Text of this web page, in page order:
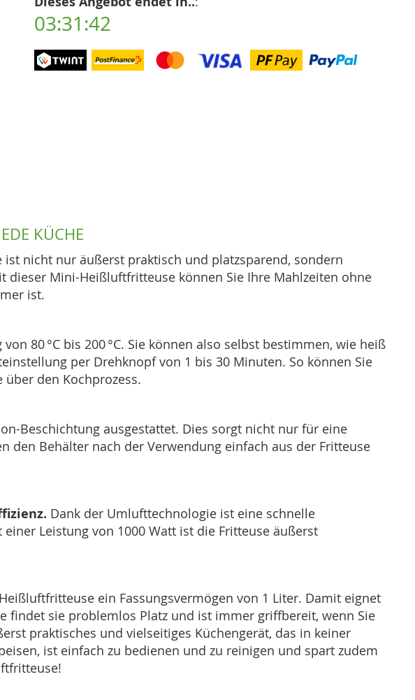
03:31:41
KÜCHE
nicht nur äußerst praktisch und platzsparend, sondern
Mini-Heißluftfritteuse können Sie Ihre Mahlzeiten ohne
ist.
80 °C bis 200 °C. Sie können also selbst bestimmen, wie heiß
per Drehknopf von 1 bis 30 Minuten. So können Sie
den Kochprozess.
Beschichtung ausgestattet. Dies sorgt nicht nur für eine
den Behälter nach der Verwendung einfach aus der Fritteuse
Dank der Umlufttechnologie ist eine schnelle
Leistung von 1000 Watt ist die Fritteuse äußerst
ein Fassungsvermögen von 1 Liter. Damit eignet
findet sie problemlos Platz und ist immer griffbereit, wenn Sie
praktisches und vielseitiges Küchengerät, das in keiner
ist einfach zu bedienen und zu reinigen und spart zudem